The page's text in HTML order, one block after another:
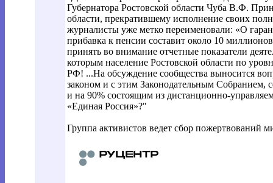
Губернатора Ростовской области Чуба В.Ф.
области, прекратившему исполнение своих
журналисты уже метко переименовали: «О
прибавка к пенсии составит около 10
принять во внимание отчетные показатели
которым население Ростовской области по
РФ! ...На обсуждение сообщества выносится
законом и с этим Законодательным Собранием,
и на 90% состоящим из дистанционно-
«Единая Россия»?"
Группа активистов ведет сбор пожертвований